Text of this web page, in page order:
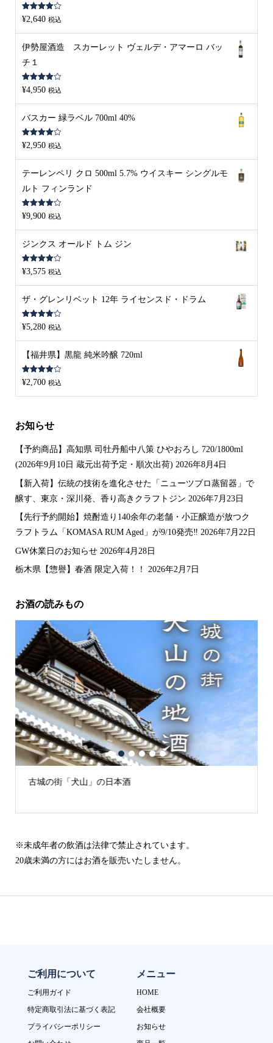
5段階中
4.00の評
価
¥2,640 税込
伊勢屋酒造 スカーレット ヴェルデ・アマーロ バッ
チ１
5段階中
4.00の評
価
¥4,950 税込
バスカー 緑ラベル 700ml 40%
5段階中
4.00の評
価
¥2,950 税込
テーレンペリ クロ 500ml 5.7% ウイスキー シングルモ
ルト フィンランド
5段階中
4.00の評
価
¥9,900 税込
ジンクス オールド トム ジン
5段階中
4.00の評
価
¥3,575 税込
ザ・グレンリベット 12年 ライセンスド・ドラム
5段階中
4.00の評
価
¥5,280 税込
【福井県】黒龍 純米吟醸 720ml
5段階中
4.00の評
価
¥2,700 税込
お知らせ
【予約商品】高知県 司牡丹船中八策 ひやおろし 720/1800ml
(2026年9月10日 蔵元出荷予定・順次出荷) 2026年8月4日
【新入荷】伝統の技術を進化させた「ニューツブロ蒸留器」で
醸す、東京・深川発、香り高きクラフトジン 2026年7月23日
【先行予約開始】焼酎造り140余年の老舗・小正醸造が放つク
ラフトラム「KOMASA RUM Aged」が9/10発売‼️ 2026年7月22日
GW休業日のお知らせ 2026年4月28日
栃木県【惣譽】春酒 限定入荷！！ 2026年2月7日
お酒の読みもの
古城の街「犬山」の日本酒
1 2 3 4 5 6
※未成年者の飲酒は法律で禁止されています。
20歳未満の方にはお酒を販売いたしません。
ご利用について
ご利用ガイド
特定商取引法に基づく表記
プライバシーポリシー
メニュー
HOME
会社概要
お知らせ